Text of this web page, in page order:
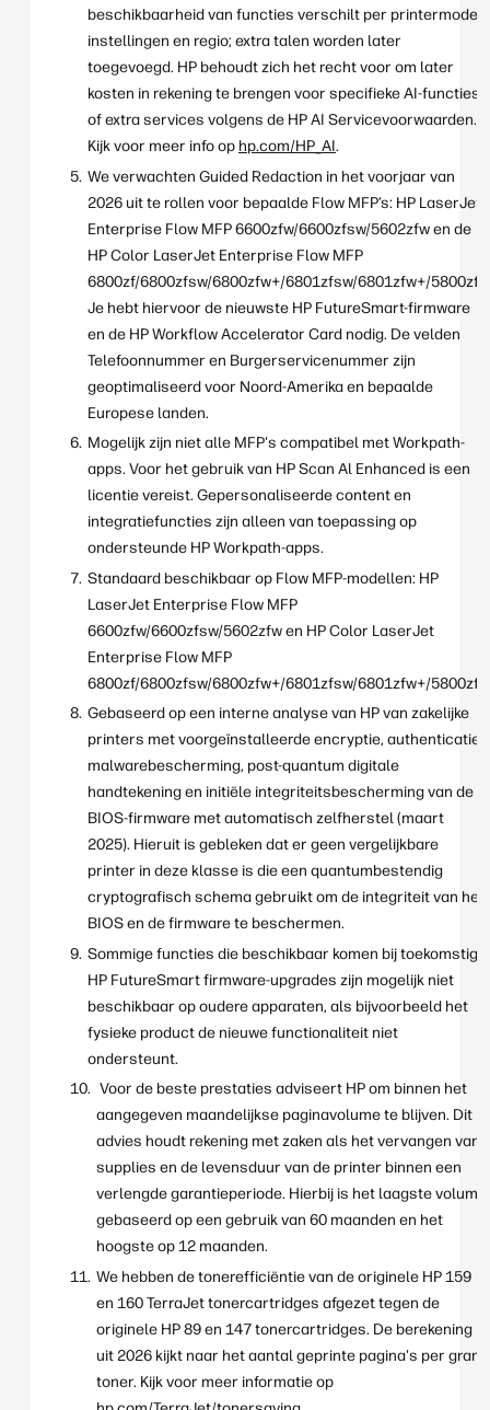
beschikbaarheid van functies verschilt per printermodel,
instellingen en regio; extra talen worden later
toegevoegd. HP behoudt zich het recht voor om later
kosten in rekening te brengen voor specifieke AI-functies
of extra services volgens de HP AI Servicevoorwaarden.
Kijk voor meer info op hp.com/HP_AI.
We verwachten Guided Redaction in het voorjaar van
2026 uit te rollen voor bepaalde Flow MFP’s: HP LaserJet
Enterprise Flow MFP 6600zfw/6600zfsw/5602zfw en de
HP Color LaserJet Enterprise Flow MFP
6800zf/6800zfsw/6800zfw+/6801zfsw/6801zfw+/5800zf.
Je hebt hiervoor de nieuwste HP FutureSmart-firmware
en de HP Workflow Accelerator Card nodig. De velden
Telefoonnummer en Burgerservicenummer zijn
geoptimaliseerd voor Noord-Amerika en bepaalde
Europese landen.
Mogelijk zijn niet alle MFP's compatibel met Workpath-
apps. Voor het gebruik van HP Scan Al Enhanced is een
licentie vereist. Gepersonaliseerde content en
integratiefuncties zijn alleen van toepassing op
ondersteunde HP Workpath-apps.
Standaard beschikbaar op Flow MFP-modellen: HP
LaserJet Enterprise Flow MFP
6600zfw/6600zfsw/5602zfw en HP Color LaserJet
Enterprise Flow MFP
6800zf/6800zfsw/6800zfw+/6801zfsw/6801zfw+/5800zf).
Gebaseerd op een interne analyse van HP van zakelijke
printers met voorgeïnstalleerde encryptie, authenticatie,
malwarebescherming, post-quantum digitale
handtekening en initiële integriteitsbescherming van de
BIOS-firmware met automatisch zelfherstel (maart
2025). Hieruit is gebleken dat er geen vergelijkbare
printer in deze klasse is die een quantumbestendig
cryptografisch schema gebruikt om de integriteit van het
BIOS en de firmware te beschermen.
Sommige functies die beschikbaar komen bij toekomstige
HP FutureSmart firmware-upgrades zijn mogelijk niet
beschikbaar op oudere apparaten, als bijvoorbeeld het
fysieke product de nieuwe functionaliteit niet
ondersteunt.
Voor de beste prestaties adviseert HP om binnen het
aangegeven maandelijkse paginavolume te blijven. Dit
advies houdt rekening met zaken als het vervangen van
supplies en de levensduur van de printer binnen een
verlengde garantieperiode. Hierbij is het laagste volume
gebaseerd op een gebruik van 60 maanden en het
hoogste op 12 maanden.
We hebben de tonerefficiëntie van de originele HP 159
en 160 TerraJet tonercartridges afgezet tegen de
originele HP 89 en 147 tonercartridges. De berekening
uit 2026 kijkt naar het aantal geprinte pagina's per gram
toner. Kijk voor meer informatie op